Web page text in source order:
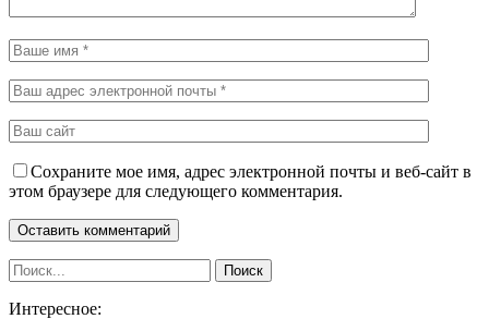
Сохраните мое имя, адрес электронной почты и веб-сайт в
этом браузере для следующего комментария.
Интересное: